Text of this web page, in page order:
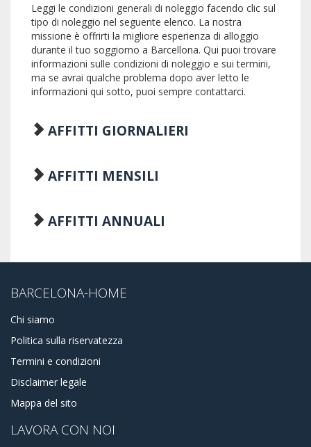
Leggi le condizioni generali di noleggio facendo clic sul
tipo di noleggio nel seguente elenco. La nostra
missione è offrirti la migliore esperienza di alloggio
durante il tuo soggiorno a Barcellona. Qui puoi trovare
informazioni sulle condizioni di noleggio e sui termini,
ma se avrai qualche problema dopo aver letto le
informazioni qui sotto, puoi sempre contattarci.
AFFITTI GIORNALIERI
AFFITTI MENSILI
AFFITTI ANNUALI
BARCELONA-HOME
Chi siamo
Politica sulla riservatezza
Termini e condizioni
Disclaimer legale
Mappa del sito
LAVORA CON NOI